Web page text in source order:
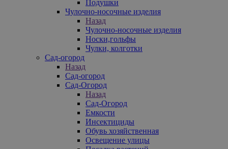
Подушки
Чулочно-носочные изделия
Назад
Чулочно-носочные изделия
Носки,гольфы
Чулки, колготки
Сад-огород
Назад
Сад-огород
Сад-Огород
Назад
Сад-Огород
Емкости
Инсектициды
Обувь хозяйственная
Освещение улицы